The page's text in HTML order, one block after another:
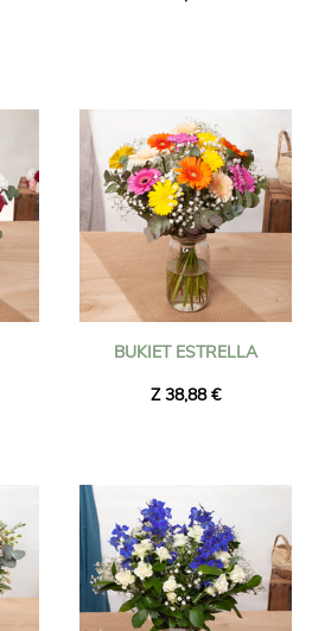
BUKIET ESTRELLA
Z 38,88 €